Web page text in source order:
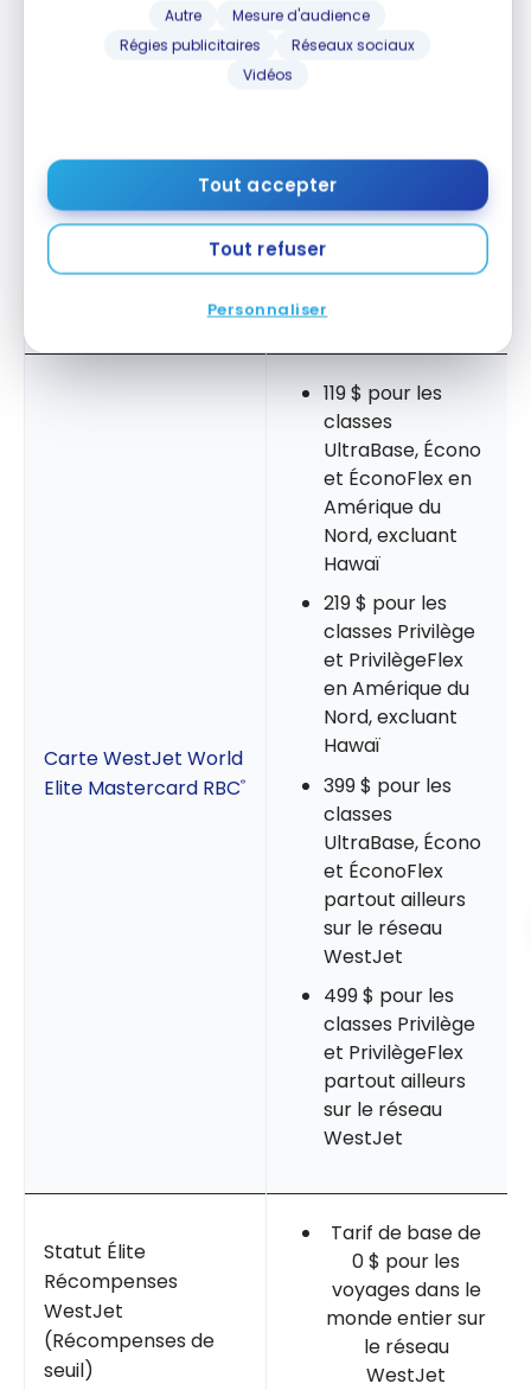
Autre
Mesure d'audience
Régies publicitaires
Réseaux sociaux
Vidéos
Tout accepter
Tout refuser
Personnaliser
Mastercard
UltraBase, Écono
et ÉconoFlex
Ne peut être
utilisé qu’en
Amérique du
Nord, excluant
Hawaï
Carte WestJet World
Elite Mastercard RBC®
119 $ pour les
classes
UltraBase, Écono
et ÉconoFlex en
Amérique du
Nord, excluant
Hawaï
219 $ pour les
classes Privilège
et PrivilègeFlex
en Amérique du
Nord, excluant
Hawaï
399 $ pour les
classes
UltraBase, Écono
et ÉconoFlex
partout ailleurs
sur le réseau
WestJet
499 $ pour les
classes Privilège
et PrivilègeFlex
partout ailleurs
sur le réseau
WestJet
Statut Élite
Récompenses
WestJet
(Récompenses de
seuil)
Tarif de base de
0 $ pour les
voyages dans le
monde entier sur
le réseau
WestJet